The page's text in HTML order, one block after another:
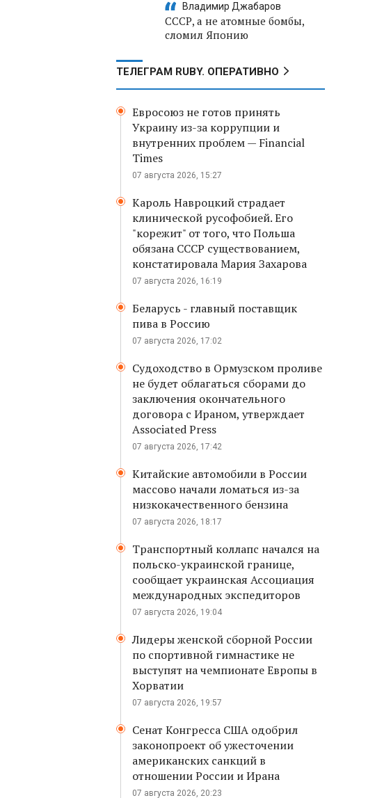
Владимир Джабаров
СССР, а не атомные бомбы,
сломил Японию
ТЕЛЕГРАМ RUBY. ОПЕРАТИВНО
Евросоюз не готов принять
Украину из-за коррупции и
внутренних проблем — Financial
Times
07 августа 2026, 15:27
Кароль Навроцкий страдает
клинической русофобией. Его
"корежит" от того, что Польша
обязана СССР существованием,
констатировала Мария Захарова
07 августа 2026, 16:19
Беларусь - главный поставщик
пива в Россию
07 августа 2026, 17:02
Судоходство в Ормузском проливе
не будет облагаться сборами до
заключения окончательного
договора с Ираном, утверждает
Associated Press
07 августа 2026, 17:42
Китайские автомобили в России
массово начали ломаться из-за
низкокачественного бензина
07 августа 2026, 18:17
Транспортный коллапс начался на
польско-украинской границе,
сообщает украинская Ассоциация
международных экспедиторов
07 августа 2026, 19:04
Лидеры женской сборной России
по спортивной гимнастике не
выступят на чемпионате Европы в
Хорватии
07 августа 2026, 19:57
Сенат Конгресса США одобрил
законопроект об ужесточении
американских санкций в
отношении России и Ирана
07 августа 2026, 20:23